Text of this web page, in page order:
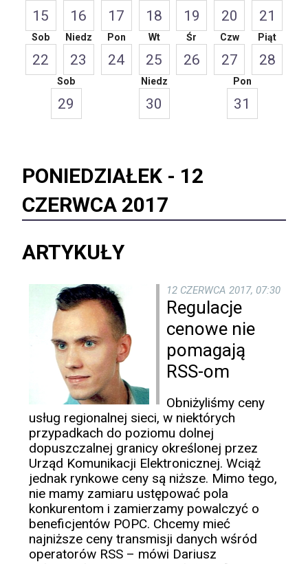
15 16 17 18 19 20 21
Sob
22
Niedz
23
Pon
24
Wt
25
Śr
26
Czw
27
Piąt
28
Sob
29
Niedz
30
Pon
31
PONIEDZIAŁEK - 12
CZERWCA 2017
ARTYKUŁY
12 CZERWCA 2017, 07:30
Regulacje
cenowe nie
pomagają
RSS-om
Obniżyliśmy ceny
usług regionalnej sieci, w niektórych
przypadkach do poziomu dolnej
dopuszczalnej granicy określonej przez
Urząd Komunikacji Elektronicznej. Wciąż
jednak rynkowe ceny są niższe. Mimo tego,
nie mamy zamiaru ustępować pola
konkurentom i zamierzamy powalczyć o
beneficjentów POPC. Chcemy mieć
najniższe ceny transmisji danych wśród
operatorów RSS – mówi Dariusz